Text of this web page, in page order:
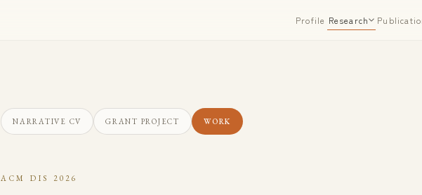
Profile Research
NARRATIVE CV GRANT PROJECT WORK
ACM DIS 2026